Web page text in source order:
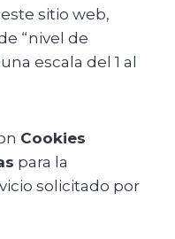
sitio web,
“nivel de
escala del 1 al
Cookies
para la
solicitado por